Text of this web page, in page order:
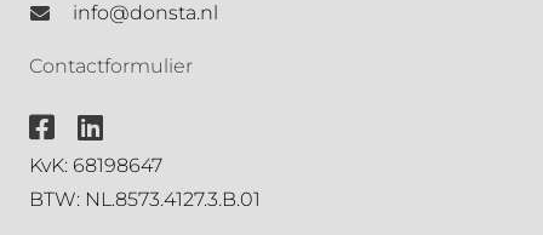
info@donsta.nl
Contactformulier
KvK: 68198647
BTW: NL.8573.4127.3.B.01